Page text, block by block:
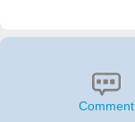
Comment